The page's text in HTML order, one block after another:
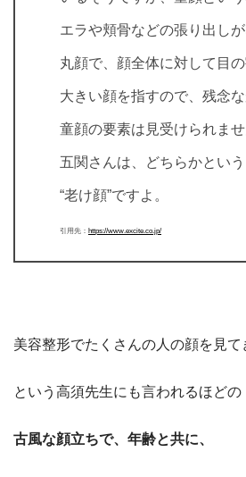
エラや頬骨などの張り出し
丸顔で、顔全体に対して目
大きい顔を指すので、残念
童顔の要素は見受けられませ
五関さんは、どちらかという
“老け顔”ですよ。
引用先： https://www.excite.co.jp/
美容整形でたくさんの人の顔を見て
という高須先生にも言われるほどの
古風な顔立ちで、年齢と共に、